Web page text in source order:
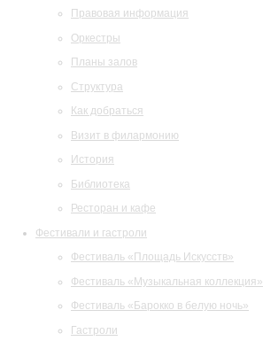
Правовая информация
Оркестры
Планы залов
Структура
Как добраться
Визит в филармонию
История
Библиотека
Ресторан и кафе
Фестивали и гастроли
Фестиваль «Площадь Искусств»
Фестиваль «Музыкальная коллекция»
Фестиваль «Барокко в белую ночь»
Гастроли